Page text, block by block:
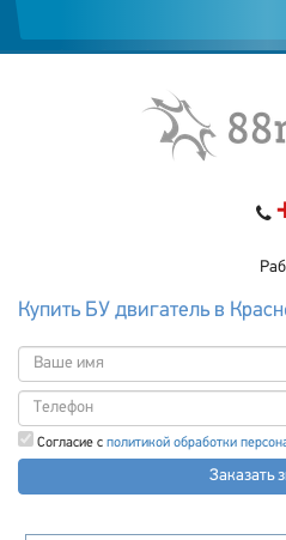
Купить БУ двигатель в
Согласие с политикой обработки
Заказать